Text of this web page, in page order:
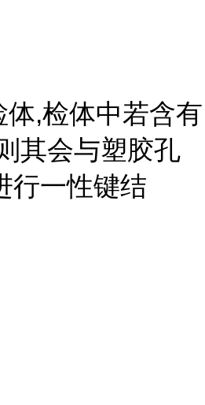
体,检体中若含有
其会与塑胶孔
行一性键结